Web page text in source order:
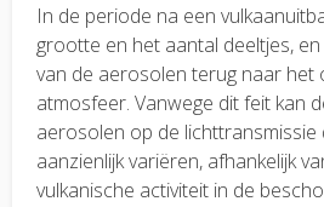
In de periode na een
grootte en het aantal deeltjes,
van de aerosolen terug naar het
atmosfeer. Vanwege dit feit kan
aerosolen op de
aanzienlijk variëren, afhankelijk
vulkanische activiteit in de